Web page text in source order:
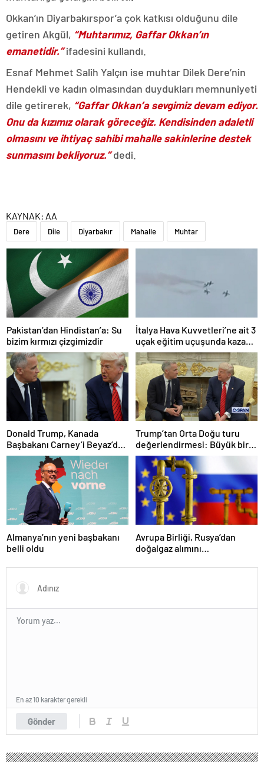
Okkan’ın Diyarbakırspor’a çok katkısı olduğunu dile
getiren Akgül, “Muhtarımız, Gaffar Okkan’ın
emanetidir.”ifadesini kullandı.
Esnaf Mehmet Salih Yalçın ise muhtar Dilek Dere’nin
Hendekli ve kadın olmasından duydukları memnuniyeti
dile getirerek, “Gaffar Okkan’a sevgimiz devam ediyor.
Onu da kızımız olarak göreceğiz. Kendisinden adaletli
olmasını ve ihtiyaç sahibi mahalle sakinlerine destek
sunmasını bekliyoruz.”dedi.
KAYNAK: AA
Dere Dile Diyarbakır Mahalle Muhtar
Pakistan’dan Hindistan’a: Su
bizim kırmızı çizgimizdir
İtalya Hava Kuvvetleri’ne ait 3
uçak eğitim uçuşunda kaza
yaptı
Donald Trump, Kanada
Başbakanı Carney’i Beyaz’da
ağırladı
Trump’tan Orta Doğu turu
değerlendirmesi: Büyük bir
duyuru yapacağız
Almanya’nın yeni başbakanı
belli oldu
Avrupa Birliği, Rusya’dan
doğalgaz alımını
Gönder
En az 10 karakter gerekli